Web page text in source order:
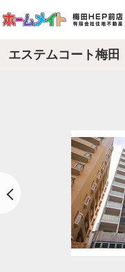
エステムコート梅